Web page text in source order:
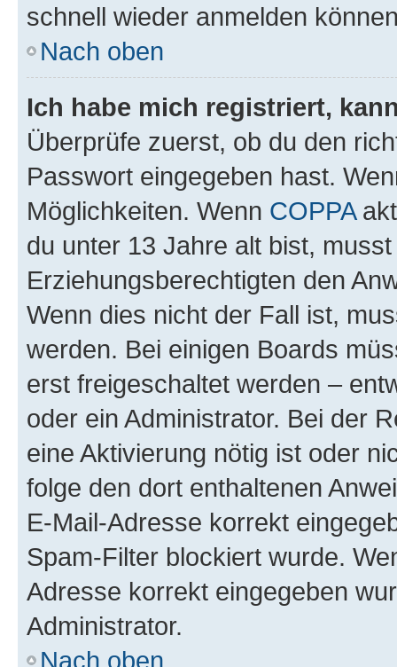
schnell wieder anmelden
Nach oben
Ich habe mich registriert,
Überprüfe zuerst, ob du den
Passwort eingegeben hast.
Möglichkeiten. Wenn COPPA
du unter 13 Jahre alt bist,
Erziehungsberechtigten den
Wenn dies nicht der Fall ist,
werden. Bei einigen Boards
erst freigeschaltet werden –
oder ein Administrator. Bei der
eine Aktivierung nötig ist oder
folge den dort enthaltenen
E-Mail-Adresse korrekt
Spam-Filter blockiert wurde.
Adresse korrekt eingegeben
Administrator.
Nach oben